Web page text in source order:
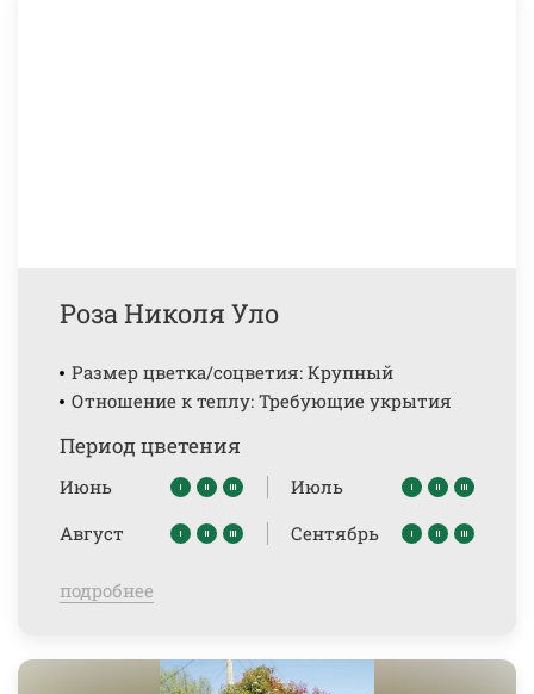
Роза Николя Уло
Размер цветка/соцветия: Крупный
Отношение к теплу: Требующие укрытия
Период цветения
Июнь
Июль
Август
Сентябрь
подробнее